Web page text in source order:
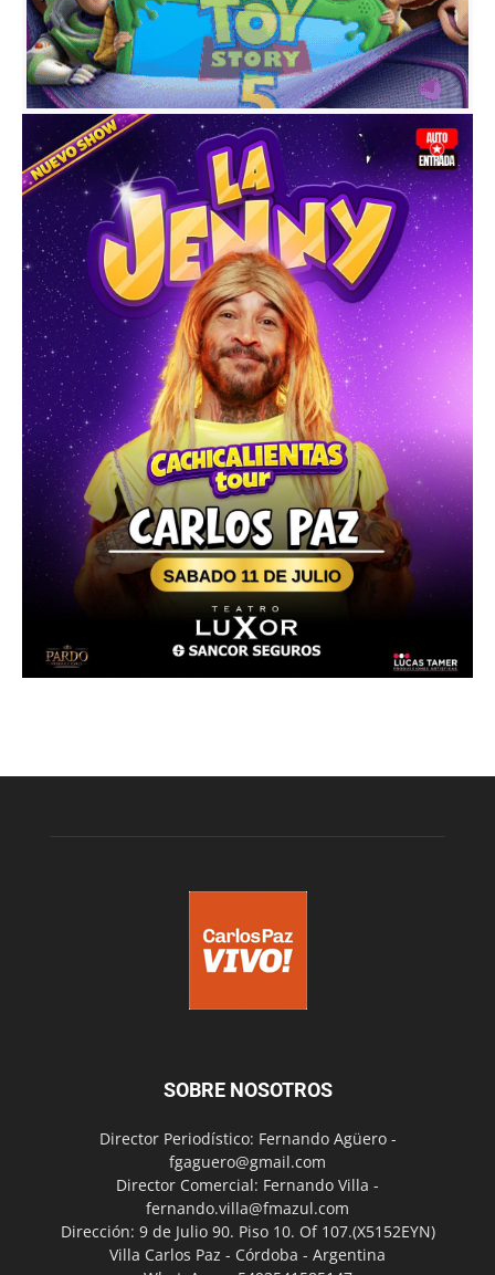
SOBRE NOSOTROS
Director Periodístico: Fernando Agüero -
fgaguero@gmail.com
Director Comercial: Fernando Villa -
fernando.villa@fmazul.com
Dirección: 9 de Julio 90. Piso 10. Of 107.(X5152EYN)
Villa Carlos Paz - Córdoba - Argentina